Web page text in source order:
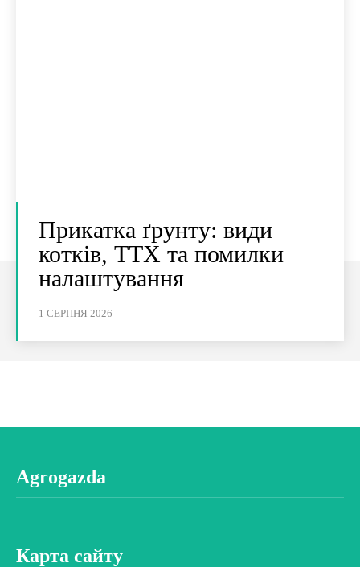
Прикатка ґрунту: види
котків, ТТХ та помилки
налаштування
1 СЕРПНЯ 2026
Agrogazda
Карта сайту